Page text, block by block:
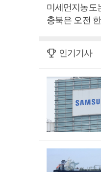
미세먼지농도
충북은 오전
인기기사